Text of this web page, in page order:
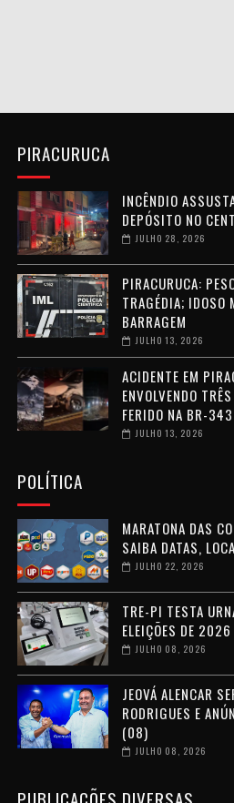
PIRACURUCA
INCÊNDIO
DEPÓSITO NO
JULHO 28, 2026
PIRACURUCA:
TRAGÉDIA; IDOSO
BARRAGEM
JULHO 13, 2026
ACIDENTE EM
ENVOLVENDO
FERIDO NA BR-343
JULHO 13, 2026
POLÍTICA
MARATONA DAS
SAIBA DATAS,
JULHO 22, 2026
TRE-PI TESTA
ELEIÇÕES DE 2026
JULHO 08, 2026
JEOVÁ ALENCAR
RODRIGUES E
(08)
JULHO 08, 2026